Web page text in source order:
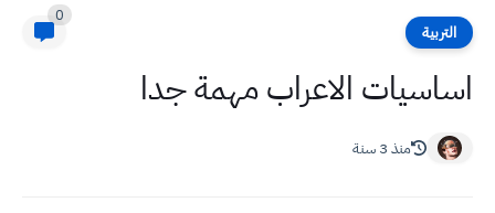
التربية
0
اساسيات الاعراب مهمة جدا
منذ 3 سنة